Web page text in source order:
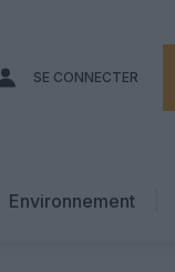
SE CONNECTER
Environnement